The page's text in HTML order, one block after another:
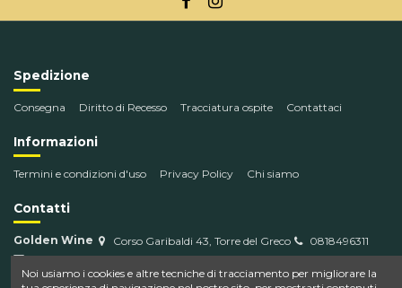
Spedizione
Consegna Diritto di Recesso Tracciatura ospite Contattaci
Informazioni
Termini e condizioni d'uso Privacy Policy Chi siamo
Contatti
Golden Wine Corso Garibaldi 43, Torre del Greco
0818496311
info@goldenwine.com
Noi usiamo i cookies e altre tecniche di tracciamento per migliorare la